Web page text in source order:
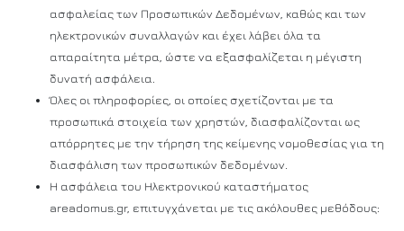
ασφαλείας των Προσωπικών Δεδομένων, καθώς και των
ηλεκτρονικών συναλλαγών και έχει λάβει όλα τα
απαραίτητα μέτρα, ώστε να εξασφαλίζεται η μέγιστη
δυνατή ασφάλεια.
Όλες οι πληροφορίες, οι οποίες σχετίζονται με τα
προσωπικά στοιχεία των χρηστών, διασφαλίζονται ως
απόρρητες με την τήρηση της κείμενης νομοθεσίας για τη
διασφάλιση των προσωπικών δεδομένων.
Η ασφάλεια του Ηλεκτρονικού καταστήματος
areadomus.gr, επιτυγχάνεται με τις ακόλουθες μεθόδους: